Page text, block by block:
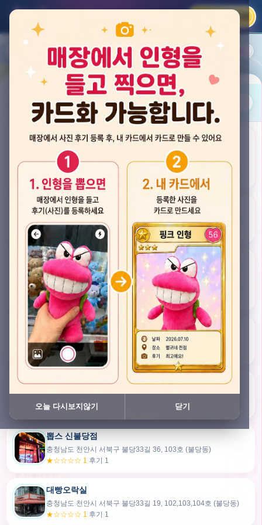
카카오 로그인
평점순 내 주변 즐겨찾기
뽑스 천안 불당점
★★★★☆ 4.2 후기 33
게임플렉스 불당동점
★★★☆☆ 2.5 후기 4
뽑기랜드
★★★★★ 4.7후기 49
픽스팟 불당점
충청남도 천안시 서북구 불당33길 47, 106호 (불당동)
★☆☆☆☆ 1 후기 1
쿠보 신불당점
충청남도 천안시 서북구 불당33길 35, 105호 (불당동)
★★★☆☆ 2.5후기 2
뽑스 신불당점
충청남도 천안시 서북구 불당33길 36, 103호 (불당동)
★☆☆☆☆ 1 후기 1
대빵오락실
충청남도 천안시 서북구 불당33길 19, 102,103,104호 (불당동)
★☆☆☆☆ 1 후기 1
30m
내위치
💬 카톡대화방
오늘 다시보지않기 닫기